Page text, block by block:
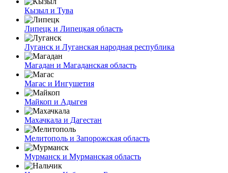
Кызыл и Тува
Липецк и Липецкая область
Луганск и Луганская народная республика
Магадан и Магаданская область
Магас и Ингушетия
Майкоп и Адыгея
Махачкала и Дагестан
Мелитополь и Запорожская область
Мурманск и Мурманская область